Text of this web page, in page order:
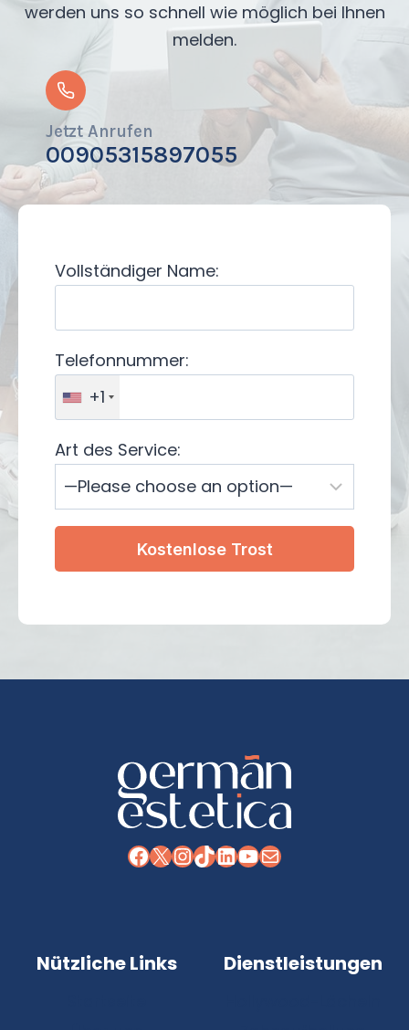
werden uns so schnell wie möglich bei Ihnen
melden.
Jetzt Anrufen
00905315897055
Vollständiger Name:
Telefonnummer:
+1
Art des Service:
Facebook
X Instagram
TikTok
LinkedIn
YouTube
E-Mail
Nützliche Links Dienstleistungen